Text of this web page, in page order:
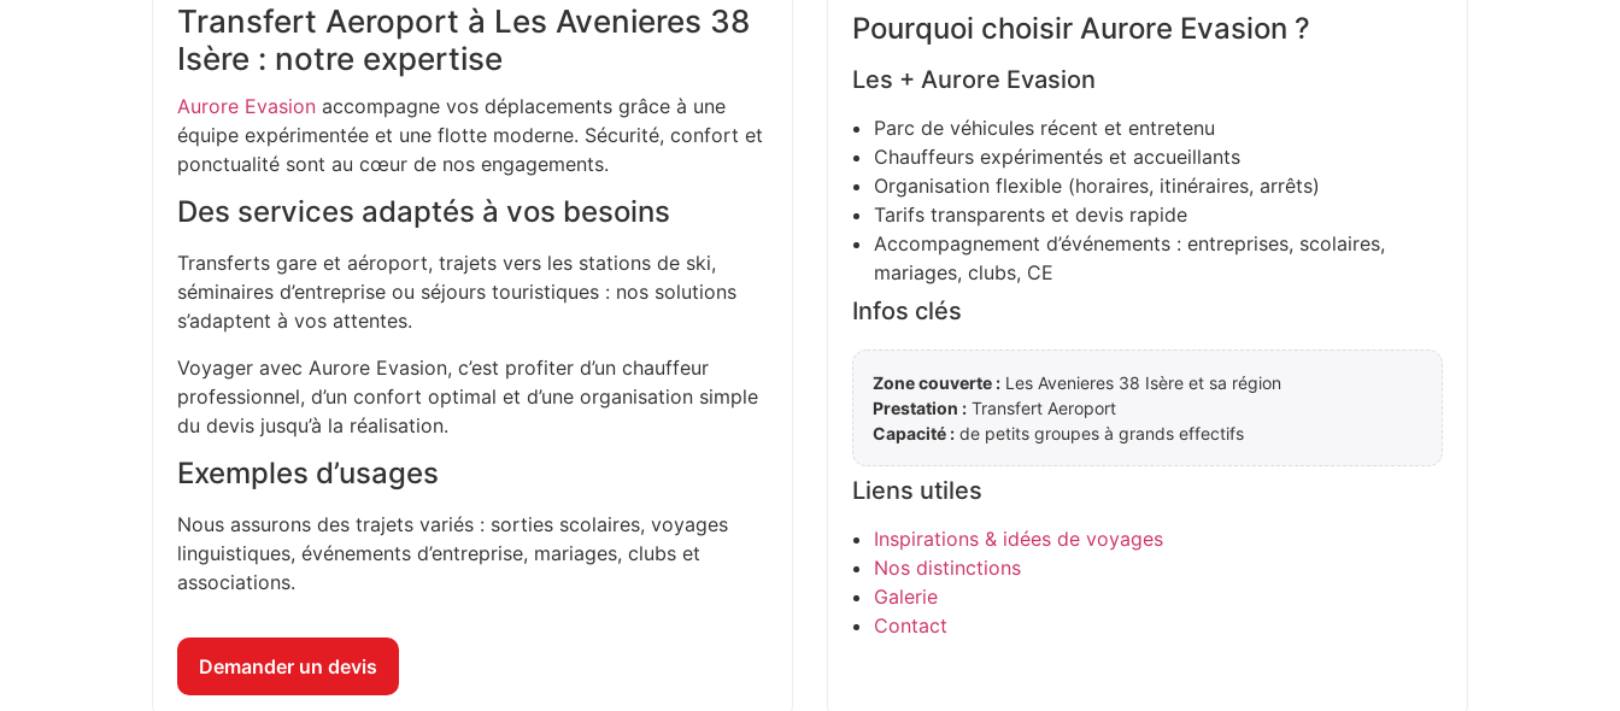
Transfert Aeroport à Les Avenieres 38
Isère : notre expertise
Aurore Evasion accompagne vos déplacements grâce à une
équipe expérimentée et une flotte moderne. Sécurité, confort et
ponctualité sont au cœur de nos engagements.
Des services adaptés à vos besoins
Transferts gare et aéroport, trajets vers les stations de ski,
séminaires d’entreprise ou séjours touristiques : nos solutions
s’adaptent à vos attentes.
Voyager avec Aurore Evasion, c’est profiter d’un chauffeur
professionnel, d’un confort optimal et d’une organisation simple
du devis jusqu’à la réalisation.
Exemples d’usages
Nous assurons des trajets variés : sorties scolaires, voyages
linguistiques, événements d’entreprise, mariages, clubs et
associations.
Demander un devis
Pourquoi choisir Aurore Evasion ?
Les + Aurore Evasion
Parc de véhicules récent et entretenu
Chauffeurs expérimentés et accueillants
Organisation flexible (horaires, itinéraires, arrêts)
Tarifs transparents et devis rapide
Accompagnement d’événements : entreprises, scolaires,
mariages, clubs, CE
Infos clés
Zone couverte : Les Avenieres 38 Isère et sa région
Prestation : Transfert Aeroport
Capacité : de petits groupes à grands effectifs
Liens utiles
Inspirations & idées de voyages
Nos distinctions
Galerie
Contact